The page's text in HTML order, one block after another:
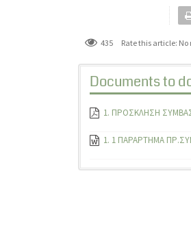
435 Rate this article: No
Documents to
1. ΠΡΟΣΚΛΗΣΗ
1. 1 ΠΑΡΑΡΤΗΜΑ